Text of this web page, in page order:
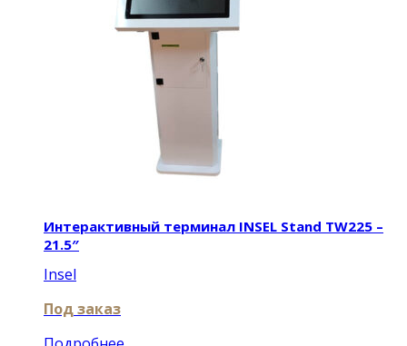
Интерактивный терминал INSEL Stand TW225 –
21.5″
Insel
Под заказ